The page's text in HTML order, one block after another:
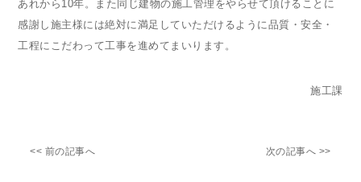
あれから10年。また同じ建物の施工管理をやらせて頂けることに
感謝し施主様には絶対に満足していただけるように品質・安全・
工程にこだわって工事を進めてまいります。
施工課
<< 前の記事へ 次の記事へ >>